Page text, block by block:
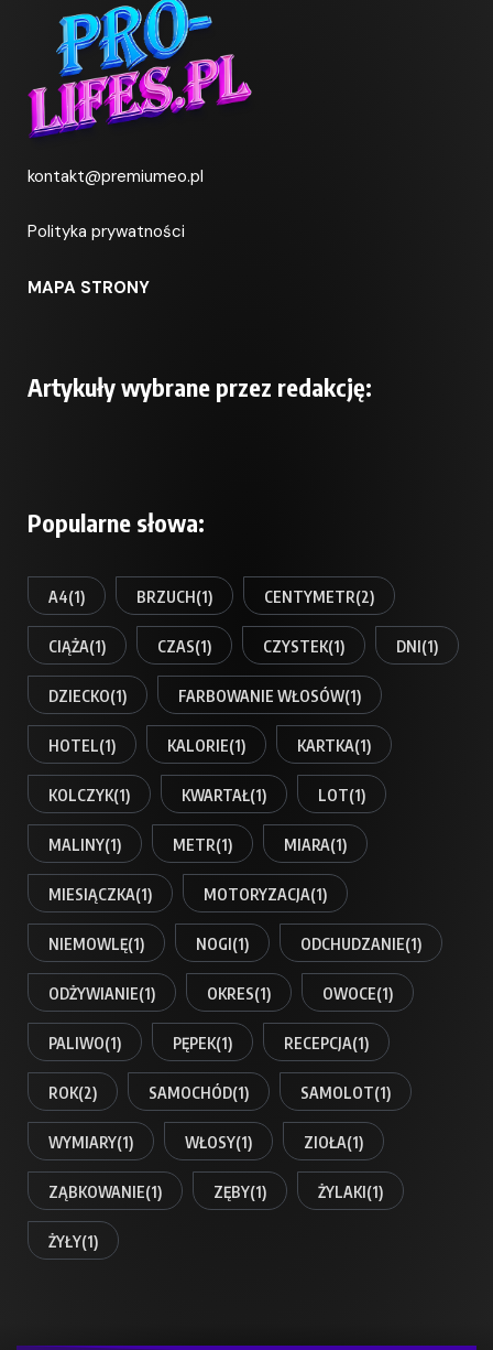
kontakt@premiumeo.pl
Polityka prywatności
MAPA STRONY
Artykuły wybrane przez redakcję:
Popularne słowa:
A4(1) BRZUCH(1) CENTYMETR(2)
CIĄŻA(1) CZAS(1) CZYSTEK(1) DNI(1)
DZIECKO(1) FARBOWANIE WŁOSÓW(1)
HOTEL(1) KALORIE(1) KARTKA(1)
KOLCZYK(1) KWARTAŁ(1) LOT(1)
MALINY(1) METR(1) MIARA(1)
MIESIĄCZKA(1) MOTORYZACJA(1)
NIEMOWLĘ(1) NOGI(1) ODCHUDZANIE(1)
ODŻYWIANIE(1) OKRES(1) OWOCE(1)
PALIWO(1) PĘPEK(1) RECEPCJA(1)
ROK(2) SAMOCHÓD(1) SAMOLOT(1)
WYMIARY(1) WŁOSY(1) ZIOŁA(1)
ZĄBKOWANIE(1) ZĘBY(1) ŻYLAKI(1)
ŻYŁY(1)